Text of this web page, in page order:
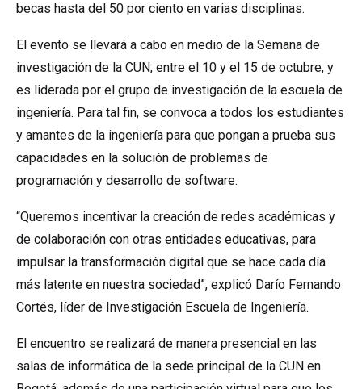
becas hasta del 50 por ciento en varias disciplinas.
El evento se llevará a cabo en medio de la Semana de
investigación de la CUN, entre el 10 y el 15 de octubre, y
es liderada por el grupo de investigación de la escuela de
ingeniería. Para tal fin, se convoca a todos los estudiantes
y amantes de la ingeniería para que pongan a prueba sus
capacidades en la solución de problemas de
programación y desarrollo de software.
“Queremos incentivar la creación de redes académicas y
de colaboración con otras entidades educativas, para
impulsar la transformación digital que se hace cada día
más latente en nuestra sociedad”, explicó Darío Fernando
Cortés, líder de Investigación Escuela de Ingeniería.
El encuentro se realizará de manera presencial en las
salas de informática de la sede principal de la CUN en